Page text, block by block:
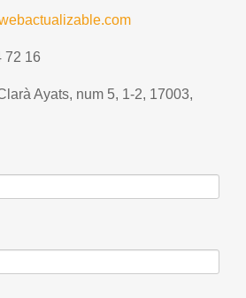
72 16
Ayats, num 5, 1-2, 17003,